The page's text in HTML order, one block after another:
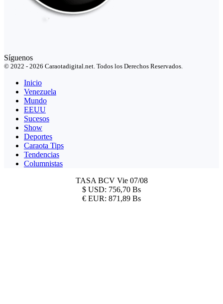
Síguenos
© 2022 - 2026 Caraotadigital.net. Todos los Derechos Reservados.
Inicio
Venezuela
Mundo
EEUU
Sucesos
Show
Deportes
Caraota Tips
Tendencias
Columnistas
TASA BCV Vie 07/08
$ USD: 756,70 Bs
€ EUR: 871,89 Bs